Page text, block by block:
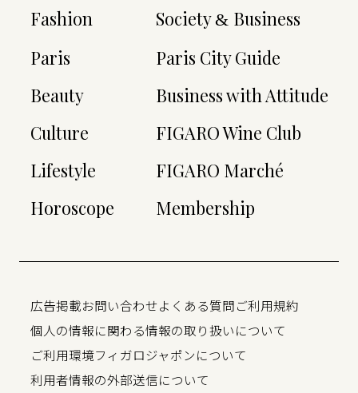
Fashion
Paris
Beauty
Culture
Lifestyle
Horoscope
Society& Business
Paris City Guide
Business with Attitude
FIGARO Wine Club
FIGARO Marché
Membership
広告掲載お問い合わせよくある質問ご利用規約
個人の情報に関わる情報の取り扱いについて
ご利用環境フィガロジャポンについて
利用者情報の外部送信について